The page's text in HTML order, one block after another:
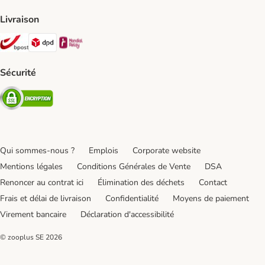
Livraison
Bpost Shipping Method
DPD Shipping Method
Sécurité
Security
Qui sommes-nous ? Emplois
Corporate website
Mentions légales
Conditions Générales de Vente
DSA
Renoncer au contrat ici
Élimination des déchets
Contact
Frais et délai de livraison
Confidentialité
Moyens de paiement
Virement bancaire
Déclaration d'accessibilité
© zooplus SE 2026